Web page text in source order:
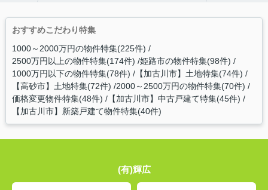
おすすめこだわり特集
1000～2000万円の物件特集(225件)
2500万円以上の物件特集(174件) 姫路市の物件特集(98件)
1000万円以下の物件特集(78件) 【加古川市】土地特集(74件)
【高砂市】土地特集(72件) 2000～2500万円の物件特集(70件)
価格変更物件特集(48件) 【加古川市】中古戸建て特集(45件)
【加古川市】新築戸建て物件特集(40件)
(有)輝広